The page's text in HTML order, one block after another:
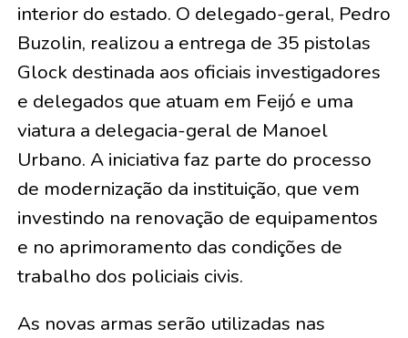
interior do estado. O delegado-geral, Pedro
Buzolin, realizou a entrega de 35 pistolas
Glock destinada aos oficiais investigadores
e delegados que atuam em Feijó e uma
viatura a delegacia-geral de Manoel
Urbano. A iniciativa faz parte do processo
de modernização da instituição, que vem
investindo na renovação de equipamentos
e no aprimoramento das condições de
trabalho dos policiais civis.
As novas armas serão utilizadas nas